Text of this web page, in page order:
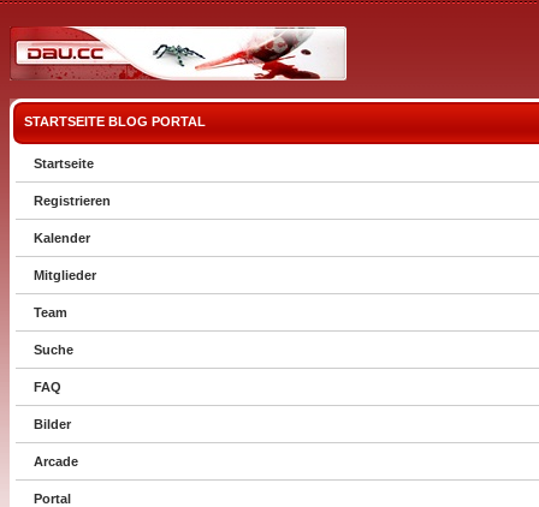
STARTSEITE BLOG PORTAL
Startseite
Registrieren
Kalender
Mitglieder
Team
Suche
FAQ
Bilder
Arcade
Portal